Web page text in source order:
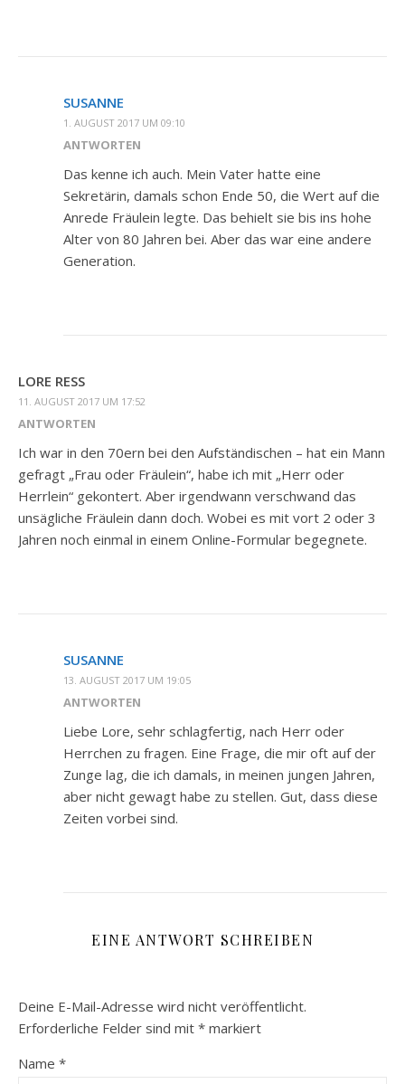
SUSANNE
1. AUGUST 2017 UM 09:10
ANTWORTEN
Das kenne ich auch. Mein Vater hatte eine
Sekretärin, damals schon Ende 50, die Wert auf die
Anrede Fräulein legte. Das behielt sie bis ins hohe
Alter von 80 Jahren bei. Aber das war eine andere
Generation.
LORE RESS
11. AUGUST 2017 UM 17:52
ANTWORTEN
Ich war in den 70ern bei den Aufständischen – hat ein Mann
gefragt „Frau oder Fräulein“, habe ich mit „Herr oder
Herrlein“ gekontert. Aber irgendwann verschwand das
unsägliche Fräulein dann doch. Wobei es mit vort 2 oder 3
Jahren noch einmal in einem Online-Formular begegnete.
SUSANNE
13. AUGUST 2017 UM 19:05
ANTWORTEN
Liebe Lore, sehr schlagfertig, nach Herr oder
Herrchen zu fragen. Eine Frage, die mir oft auf der
Zunge lag, die ich damals, in meinen jungen Jahren,
aber nicht gewagt habe zu stellen. Gut, dass diese
Zeiten vorbei sind.
EINE ANTWORT SCHREIBEN
Deine E-Mail-Adresse wird nicht veröffentlicht.
Erforderliche Felder sind mit * markiert
Name *